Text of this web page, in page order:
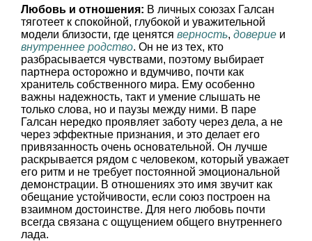
Любовь и отношения: В личных союзах Галсан
тяготеет к спокойной, глубокой и уважительной
модели близости, где ценятся верность, доверие и
внутреннее родство. Он не из тех, кто
разбрасывается чувствами, поэтому выбирает
партнера осторожно и вдумчиво, почти как
хранитель собственного мира. Ему особенно
важны надежность, такт и умение слышать не
только слова, но и паузы между ними. В паре
Галсан нередко проявляет заботу через дела, а не
через эффектные признания, и это делает его
привязанность очень основательной. Он лучше
раскрывается рядом с человеком, который уважает
его ритм и не требует постоянной эмоциональной
демонстрации. В отношениях это имя звучит как
обещание устойчивости, если союз построен на
взаимном достоинстве. Для него любовь почти
всегда связана с ощущением общего внутреннего
лада.